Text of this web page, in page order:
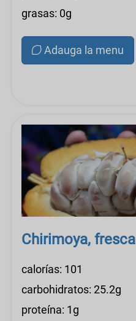
grasas: 0g
Adauga la menu
Chirimoya, fresca
calorías: 101
carbohidratos: 25.2g
proteína: 1g